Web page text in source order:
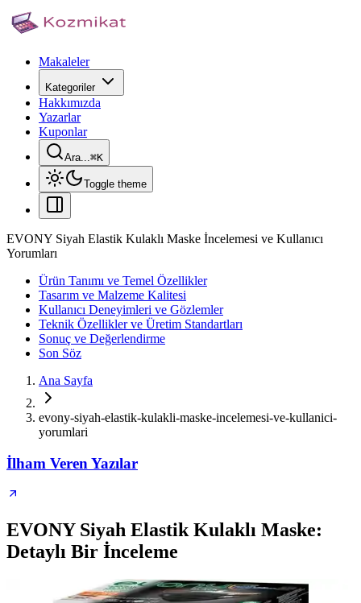
Makaleler
Kategoriler
Hakkımızda
Yazarlar
Kuponlar
Ara...⌘K
Toggle theme
EVONY Siyah Elastik Kulaklı Maske İncelemesi ve Kullanıcı
Yorumları
Ürün Tanımı ve Temel Özellikler
Tasarım ve Malzeme Kalitesi
Kullanıcı Deneyimleri ve Gözlemler
Teknik Özellikler ve Üretim Standartları
Sonuç ve Değerlendirme
Son Söz
Ana Sayfa
evony-siyah-elastik-kulakli-maske-incelemesi-ve-kullanici-
yorumlari
İlham Veren Yazılar
EVONY Siyah Elastik Kulaklı Maske:
Detaylı Bir İnceleme